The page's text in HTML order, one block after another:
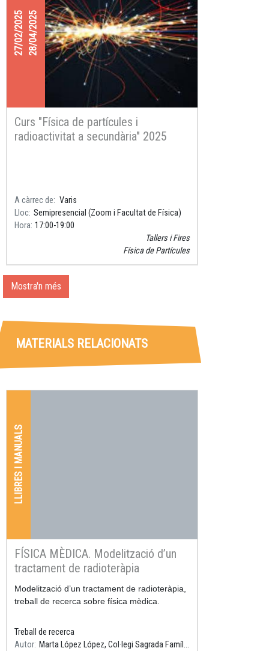
27/02/202528/04/2025
Curs "Física de partícules i
radioactivitat a secundària" 2025
A càrrec de
Varis
Lloc Semipresencial (Zoom i Facultat de Física)
Hora 17:00 19:00
Tallers i Fires
Física de Partícules
Mostra'n més
MATERIALS RELACIONATS
LLIBRES I MANUALS
FÍSICA MÈDICA. Modelització d’un
tractament de radioteràpia
Resum
Modelització d’un tractament de radioteràpia,
treball de recerca sobre física mèdica.
Treball de recerca
Autor
Marta López López, Col·legi Sagrada Família Gavà, Tutor: Daniel Parcerisas